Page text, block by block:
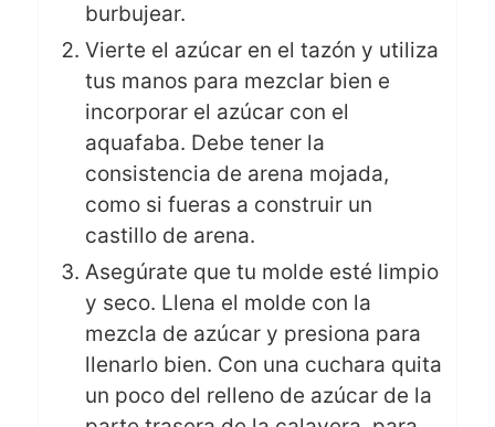
burbujear.
Vierte el azúcar en el tazón y utiliza
tus manos para mezclar bien e
incorporar el azúcar con el
aquafaba. Debe tener la
consistencia de arena mojada,
como si fueras a construir un
castillo de arena.
Asegúrate que tu molde esté limpio
y seco. Llena el molde con la
mezcla de azúcar y presiona para
llenarlo bien. Con una cuchara quita
un poco del relleno de azúcar de la